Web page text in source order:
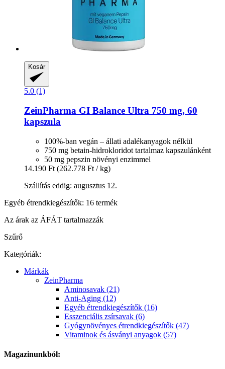
Kosár
5.0 (1)
ZeinPharma GI Balance Ultra 750 mg, 60
kapszula
100%-ban vegán – állati adalékanyagok nélkül
750 mg betain-hidrokloridot tartalmaz kapszulánként
50 mg pepszin növényi enzimmel
14.190 Ft (262.778 Ft / kg)
Szállítás eddig: augusztus 12.
Egyéb étrendkiegészítők: 16 termék
Az árak az ÁFÁT tartalmazzák
Szűrő
Kategóriák:
Márkák
ZeinPharma
Aminosavak (21)
Anti-Aging (12)
Egyéb étrendkiegészítők (16)
Esszenciális zsírsavak (6)
Gyógynövényes étrendkiegészítők (47)
Vitaminok és ásványi anyagok (57)
Magazinunkból: